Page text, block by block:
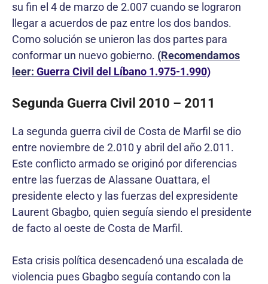
su fin el 4 de marzo de 2.007 cuando se lograron
llegar a acuerdos de paz entre los dos bandos.
Como solución se unieron las dos partes para
conformar un nuevo gobierno. (Recomendamos
leer: Guerra Civil del Líbano 1.975-1.990)
Segunda Guerra Civil 2010 – 2011
La segunda guerra civil de Costa de Marfil se dio
entre noviembre de 2.010 y abril del año 2.011.
Este conflicto armado se originó por diferencias
entre las fuerzas de Alassane Ouattara, el
presidente electo y las fuerzas del expresidente
Laurent Gbagbo, quien seguía siendo el presidente
de facto al oeste de Costa de Marfil.
Esta crisis política desencadenó una escalada de
violencia pues Gbagbo seguía contando con la